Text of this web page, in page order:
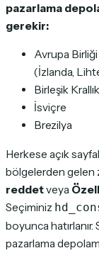
pazarlama
gerekir:
Avrupa
(İzlanda,
Birleşik Krallık
İsviçre
Brezilya
Herkese açık
bölgelerden gelen
reddetveya
Seçiminiz
boyunca
pazarlama